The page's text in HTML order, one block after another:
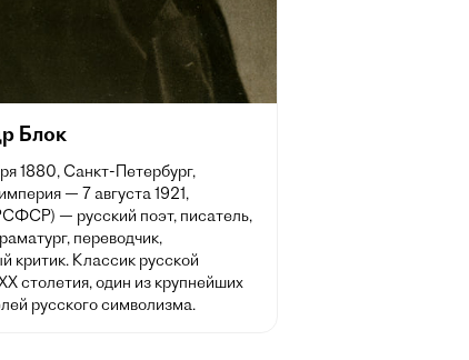
Блок
1880, Санкт-Петербург,
— 7 августа 1921,
— русский поэт, писатель,
переводчик,
критик. Классик русской
столетия, один из крупнейших
русского символизма.